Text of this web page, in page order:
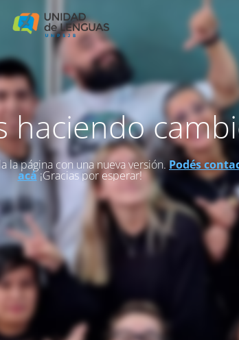
haciendo
la página con una nueva versión. Podés
acá¡Gracias por esperar!